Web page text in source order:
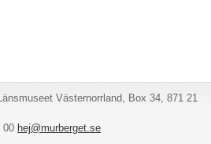
Västernorrland, Box 34, 871 21
00 hej@murberget.se